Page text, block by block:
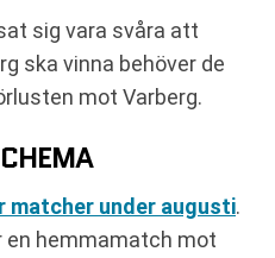
sig vara svåra att
ska vinna behöver de
mot Varberg.
matcher under augusti.
en hemmamatch mot